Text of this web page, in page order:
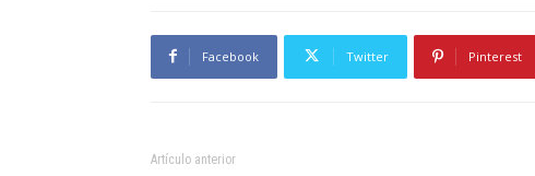
Facebook Twitter Pinterest
Artículo anterior